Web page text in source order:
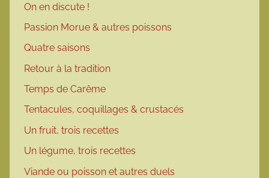
On en discute !
Passion Morue & autres poissons
Quatre saisons
Retour à la tradition
Temps de Carême
Tentacules, coquillages & crustacés
Un fruit, trois recettes
Un légume, trois recettes
Viande ou poisson et autres duels